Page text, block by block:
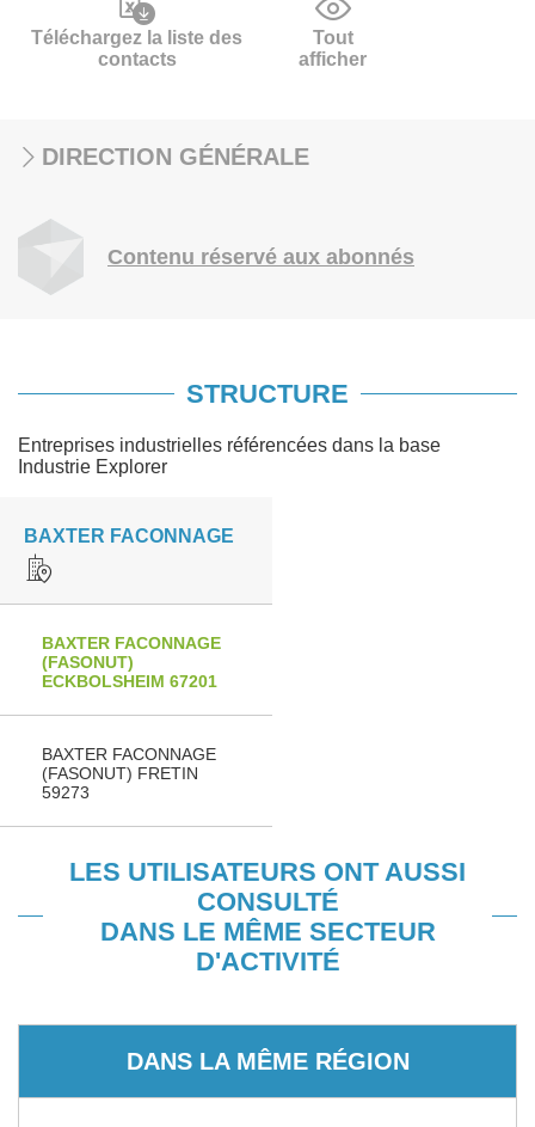
Téléchargez la liste des
contacts
Tout
afficher
DIRECTION GÉNÉRALE
Contenu réservé aux abonnés
STRUCTURE
Entreprises industrielles référencées dans la base
Industrie Explorer
BAXTER FACONNAGE
BAXTER FACONNAGE
(FASONUT)
ECKBOLSHEIM 67201
BAXTER FACONNAGE
(FASONUT) FRETIN
59273
LES UTILISATEURS ONT AUSSI
CONSULTÉ
DANS LE MÊME SECTEUR
D'ACTIVITÉ
DANS LA MÊME RÉGION